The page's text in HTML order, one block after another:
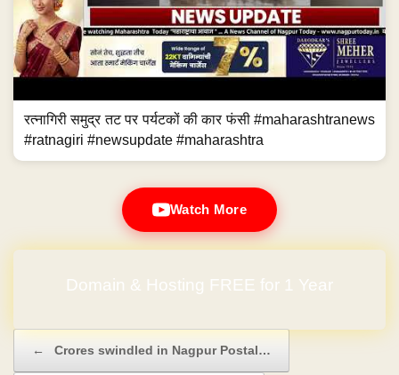
रत्नागिरी समुद्र तट पर पर्यटकों की कार फंसी #maharashtranews
#ratnagiri #newsupdate #maharashtra
Watch More
Domain & Hosting FREE for 1 Year
← Crores swindled in Nagpur Postal…